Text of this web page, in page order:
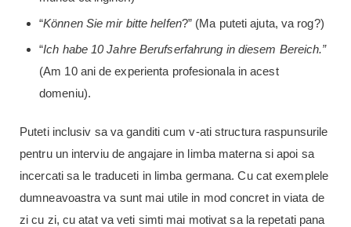
“Können Sie mir bitte helfen?” (Ma puteti ajuta, va rog?)
“Ich habe 10 Jahre Berufserfahrung in diesem Bereich.”
(Am 10 ani de experienta profesionala in acest
domeniu).
Puteti inclusiv sa va ganditi cum v-ati structura raspunsurile
pentru un interviu de angajare in limba materna si apoi sa
incercati sa le traduceti in limba germana. Cu cat exemplele
dumneavoastra va sunt mai utile in mod concret in viata de
zi cu zi, cu atat va veti simti mai motivat sa la repetati pana